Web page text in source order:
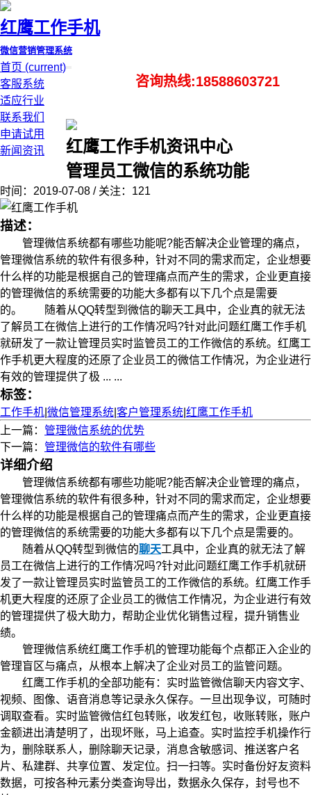
红鹰工作手机
微信营销管理系统
首页 (current)
客服系统
适应行业
联系我们
申请试用
新闻资讯
咨询热线:18588603721
红鹰工作手机资讯中心
管理员工微信的系统功能
时间：2019-07-08 / 关注：121
描述：
管理微信系统都有哪些功能呢?能否解决企业管理的痛点，
管理微信系统的软件有很多种，针对不同的需求而定，企业想要
什么样的功能是根据自己的管理痛点而产生的需求，企业更直接
的管理微信的系统需要的功能大多都有以下几个点是需要
的。 随着从QQ转型到微信的聊天工具中，企业真的就无法
了解员工在微信上进行的工作情况吗?针对此问题红鹰工作手机
就研发了一款让管理员实时监管员工的工作微信的系统。红鹰工
作手机更大程度的还原了企业员工的微信工作情况，为企业进行
有效的管理提供了极 ... ...
标签：
工作手机 微信管理系统 客户管理系统 红鹰工作手机
上一篇： 管理微信系统的优势
下一篇： 管理微信的软件有哪些
详细介绍
管理微信系统都有哪些功能呢?能否解决企业管理的痛点，
管理微信系统的软件有很多种，针对不同的需求而定，企业想要
什么样的功能是根据自己的管理痛点而产生的需求，企业更直接
的管理微信的系统需要的功能大多都有以下几个点是需要的。
随着从QQ转型到微信的聊天工具中，企业真的就无法了解
员工在微信上进行的工作情况吗?针对此问题红鹰工作手机就研
发了一款让管理员实时监管员工的工作微信的系统。红鹰工作手
机更大程度的还原了企业员工的微信工作情况，为企业进行有效
的管理提供了极大助力，帮助企业优化销售过程，提升销售业
绩。
管理微信系统红鹰工作手机的管理功能每个点都正入企业的
管理盲区与痛点，从根本上解决了企业对员工的监管问题。
红鹰工作手机的全部功能有：实时监管微信聊天内容文字、
视频、图像、语音消息等记录永久保存。一旦出现争议，可随时
调取查看。实时监管微信红包转账，收发红包，收账转账，账户
金额进出清楚明了，出现坏账，马上追查。实时监控手机操作行
为，删除联系人，删除聊天记录，消息含敏感词、推送客户名
片、私建群、共享位置、发定位。扫一扫等。实时备份好友资料
数据，可按各种元素分类查询导出，数据永久保存，封号也不